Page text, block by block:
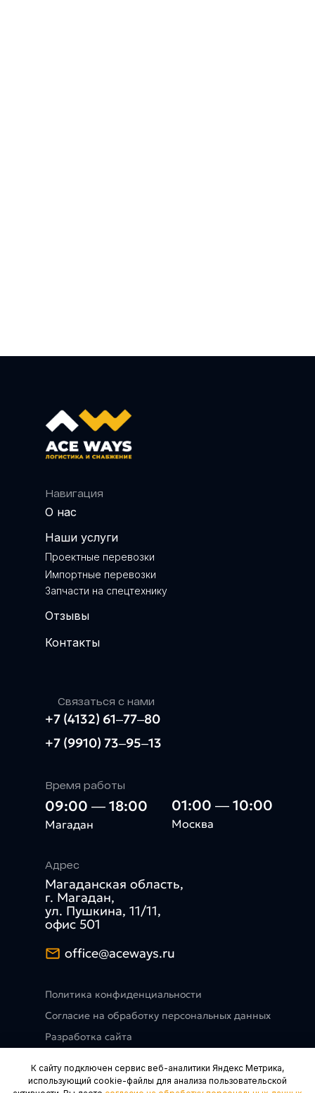
К сайту подключен сервис веб-аналитики Яндекс Метрика,
использующий cookie-файлы для анализа пользовательской
Отзывы
Запчасти на спецтехнику
Проектные перевозки
Импортные перевозки
Наши услуги
Контакты
01:00 — 10:00
+7 (9910) 73‒95‒13
office@aceways.ru
+7 (4132) 61‒77‒80
О нас
Магаданская область,
г. Магадан,
ул. Пушкина, 11/11,
офис 501
Связаться с нами
Москва
Магадан
09:00 — 18:00
Разработка сайта
Согласие на обработку персональных данных
Политика конфиденциальности
Время работы
Навигация
Адрес